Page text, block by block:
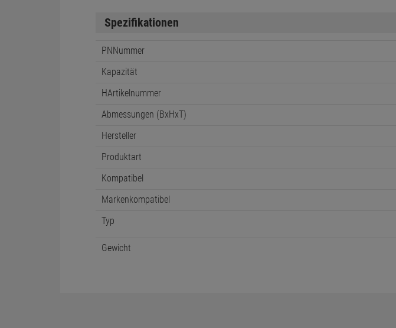
Spezifikationen
PNNummer
Kapazität
HArtikelnummer
Abmessungen (BxHxT)
Hersteller
Produktart
Kompatibel
Markenkompatibel
Typ
Gewicht